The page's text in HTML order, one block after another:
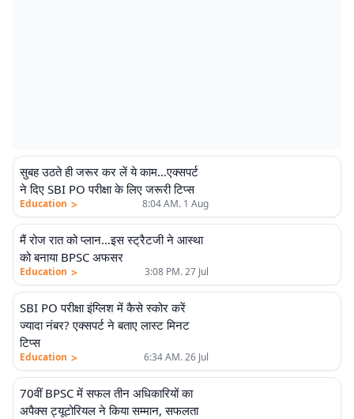
सुबह उठते ही जरूर कर लें ये काम…एक्सपर्ट
ने दिए SBI PO परीक्षा के लिए जरूरी टिप्स
Education > 8:04 AM. 1 Aug
मैं रोज रात को प्लान…इस स्ट्रैटजी ने आस्था
को बनाया BPSC अफसर
Education > 3:08 PM. 27 Jul
SBI PO परीक्षा इंग्लिश में कैसे स्कोर करें
ज्यादा नंबर? एक्सपर्ट ने बताए लास्ट मिनट
टिप्स
Education > 6:34 AM. 26 Jul
70वीं BPSC में सफल तीन अधिकारियों का
अपैक्स ट्यूटोरियल ने किया सम्मान, सफलता